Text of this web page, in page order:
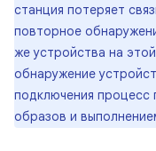
станция потеряет
повторное
же устройства на
обнаружение
подключения процесс
образов и